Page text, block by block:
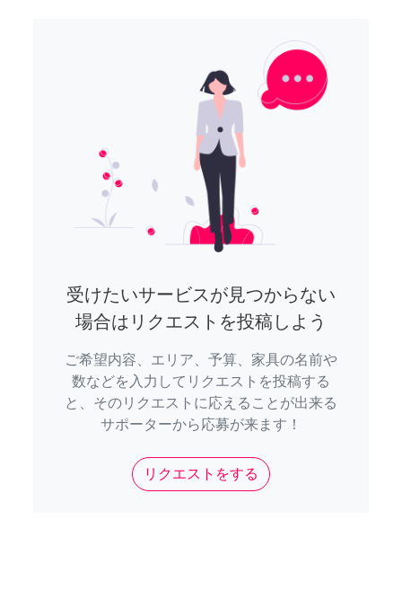
受けたいサービスが見つからない
場合はリクエストを投稿しよう
ご希望内容、エリア、予算、家具の名前や
数などを入力してリクエストを投稿する
と、そのリクエストに応えることが出来る
サポーターから応募が来ます！
リクエストをする